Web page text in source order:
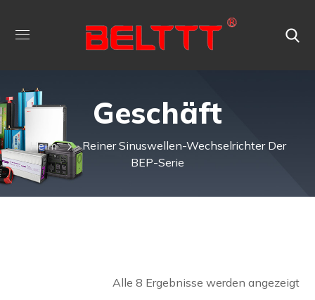
Geschäft
Heim
Reiner Sinuswellen-Wechselrichter Der
BEP-Serie
Alle 8 Ergebnisse werden angezeigt